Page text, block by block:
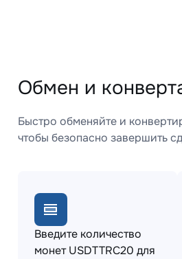
Обмен и
Быстро обменяйте и
чтобы безопасно завершить
Введите количество
монет USDTTRC20 для